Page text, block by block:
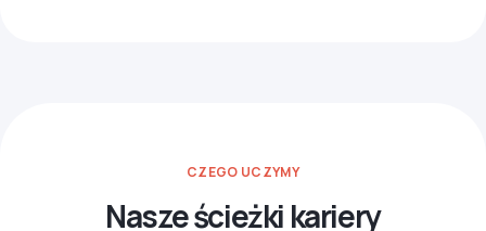
CZEGO UCZYMY
Nasze ścieżki kariery